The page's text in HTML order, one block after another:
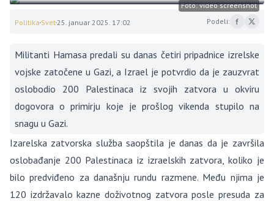
Foto: video screenshot
Politika Svet25. januar 2025. 17:02 Podeli:
Militanti Hamasa predali su danas četiri pripadnice izrelske
vojske zatočene u Gazi, a Izrael je potvrdio da je zauzvrat
oslobodio 200 Palestinaca iz svojih zatvora u okviru
dogovora o primirju koje je prošlog vikenda stupilo na
snagu u Gazi.
Izarelska zatvorska služba saopštila je danas da je završila
oslobađanje 200 Palestinaca iz izraelskih zatvora, koliko je
bilo predviđeno za današnju rundu razmene. Među njima je
120 izdržavalo kazne doživotnog zatvora posle presuda za